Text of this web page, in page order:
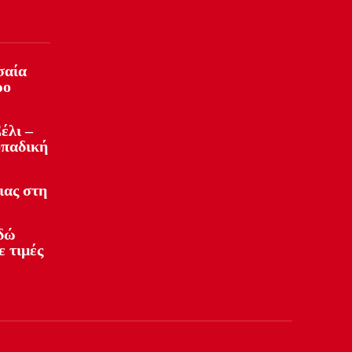
–
στη
τιμές